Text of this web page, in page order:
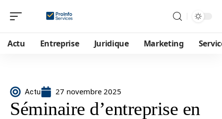
Actu Entreprise Juridique Marketing
Actu 27 novembre 2025
Séminaire d’entreprise en